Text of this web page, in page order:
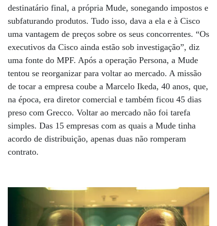
destinatário final, a própria Mude, sonegando impostos e
subfaturando produtos. Tudo isso, dava a ela e à Cisco
uma vantagem de preços sobre os seus concorrentes. “Os
executivos da Cisco ainda estão sob investigação”, diz
uma fonte do MPF. Após a operação Persona, a Mude
tentou se reorganizar para voltar ao mercado. A missão
de tocar a empresa coube a Marcelo Ikeda, 40 anos, que,
na época, era diretor comercial e também ficou 45 dias
preso com Grecco. Voltar ao mercado não foi tarefa
simples. Das 15 empresas com as quais a Mude tinha
acordo de distribuição, apenas duas não romperam
contrato.